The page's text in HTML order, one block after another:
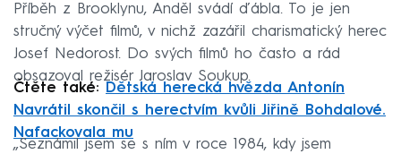
Příběh z Brooklynu, Anděl svádí ďábla. To je jen
stručný výčet filmů, v nichž zazářil charismatický herec
Josef Nedorost. Do svých filmů ho často a rád
obsazoval režisér Jaroslav Soukup.
Čtěte také:
Dětská herecká hvězda Antonín
Navrátil skončil s herectvím kvůli Jiřině Bohdalové.
Nafackovala mu
„Seznámil jsem se s ním v roce 1984, kdy jsem